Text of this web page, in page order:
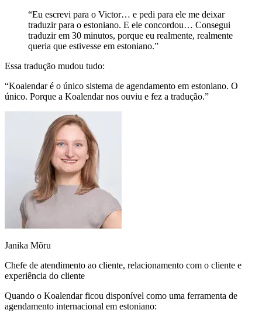
“Eu escrevi para o Victor… e pedi para ele me deixar
traduzir para o estoniano. E ele concordou… Consegui
traduzir em 30 minutos, porque eu realmente, realmente
queria que estivesse em estoniano.”
Essa tradução mudou tudo:
“Koalendar é o único sistema de agendamento em estoniano. O
único. Porque a Koalendar nos ouviu e fez a tradução.”
Janika Mõru
Chefe de atendimento ao cliente, relacionamento com o cliente e
experiência do cliente
Quando o Koalendar ficou disponível como uma ferramenta de
agendamento internacional em estoniano: